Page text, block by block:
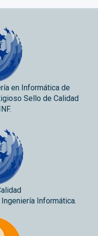
en Informática de
Sello de Calidad
Informática.